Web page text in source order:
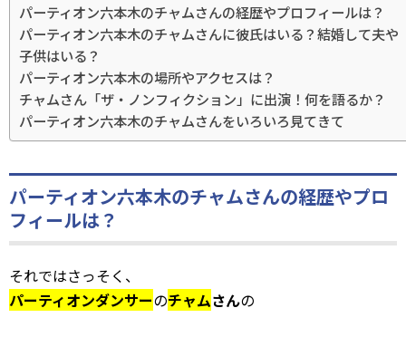
パーティオン六本木のチャムさんの経歴やプロフィールは？
パーティオン六本木のチャムさんに彼氏はいる？結婚して夫や
子供はいる？
パーティオン六本木の場所やアクセスは？
チャムさん「ザ・ノンフィクション」に出演！何を語るか？
パーティオン六本木のチャムさんをいろいろ見てきて
パーティオン六本木のチャムさんの経歴やプロ
フィールは？
それではさっそく、
パーティオンダンサーのチャムさんの